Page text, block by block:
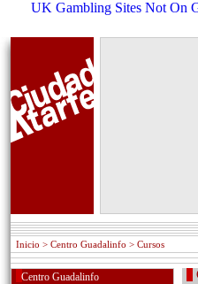
UK Gambling Sites Not On
Inicio > Centro Guadalinfo > Cursos
Centro Guadalinfo